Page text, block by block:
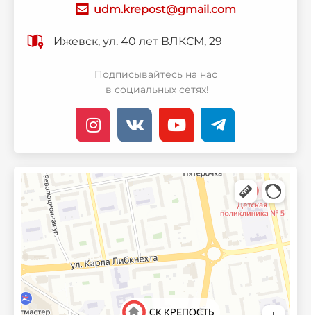
udm.krepost@gmail.com
Ижевск, ул. 40 лет ВЛКСМ, 29
Подписывайтесь на нас
в социальных сетях!